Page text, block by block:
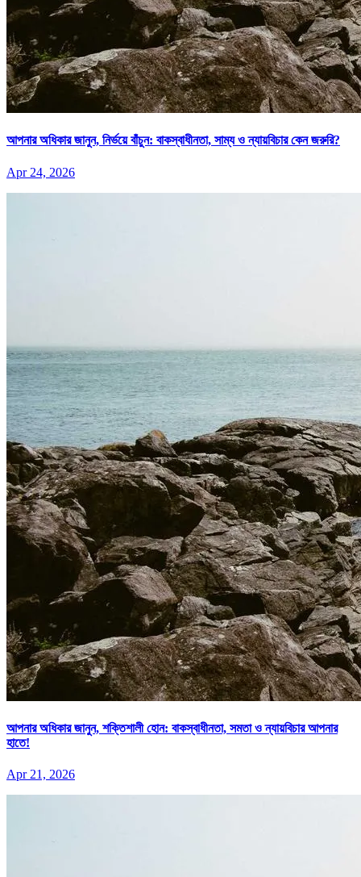
আপনার অধিকার জানুন, নির্ভয়ে বাঁচুন: বাকস্বাধীনতা, সাম্য ও ন্যায়বিচার কেন জরুরি?
Apr 24, 2026
আপনার অধিকার জানুন, শক্তিশালী হোন: বাকস্বাধীনতা, সমতা ও ন্যায়বিচার আপনার
হাতে!
Apr 21, 2026